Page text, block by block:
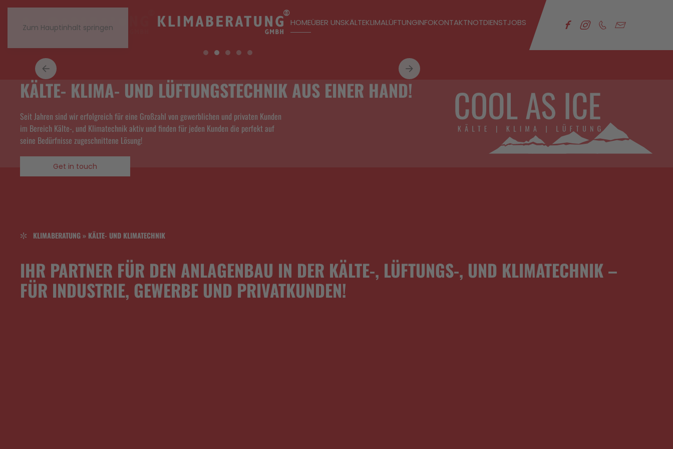
Zum Hauptinhalt springen HOMEÜBER UNSKÄLTEKLIMALÜFTUNGINFOKONTAKTNOTDIENSTJOBS
KÄLTE- KLIMA- UND LÜFTUNGSTECHNIK AUS EINER HAND!
Seit Jahren sind wir erfolgreich für eine Großzahl von gewerblichen und privaten Kunden
im Bereich Kälte-, und Klimatechnik aktiv und finden für jeden Kunden die perfekt auf
seine Bedürfnisse zugeschnittene Lösung!
Get in touch
KLIMABERATUNG » KÄLTE- UND KLIMATECHNIK
IHR PARTNER FÜR DEN ANLAGENBAU IN DER KÄLTE-, LÜFTUNGS-, UND KLIMATECHNIK –
FÜR INDUSTRIE, GEWERBE UND PRIVATKUNDEN!